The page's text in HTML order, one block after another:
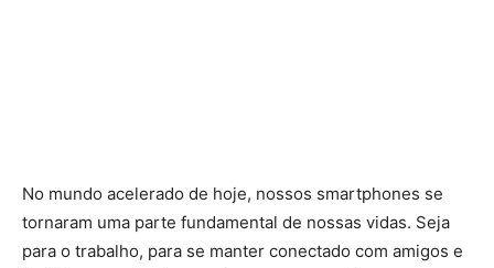
No mundo acelerado de hoje, nossos smartphones se
tornaram uma parte fundamental de nossas vidas. Seja
para o trabalho, para se manter conectado com amigos e